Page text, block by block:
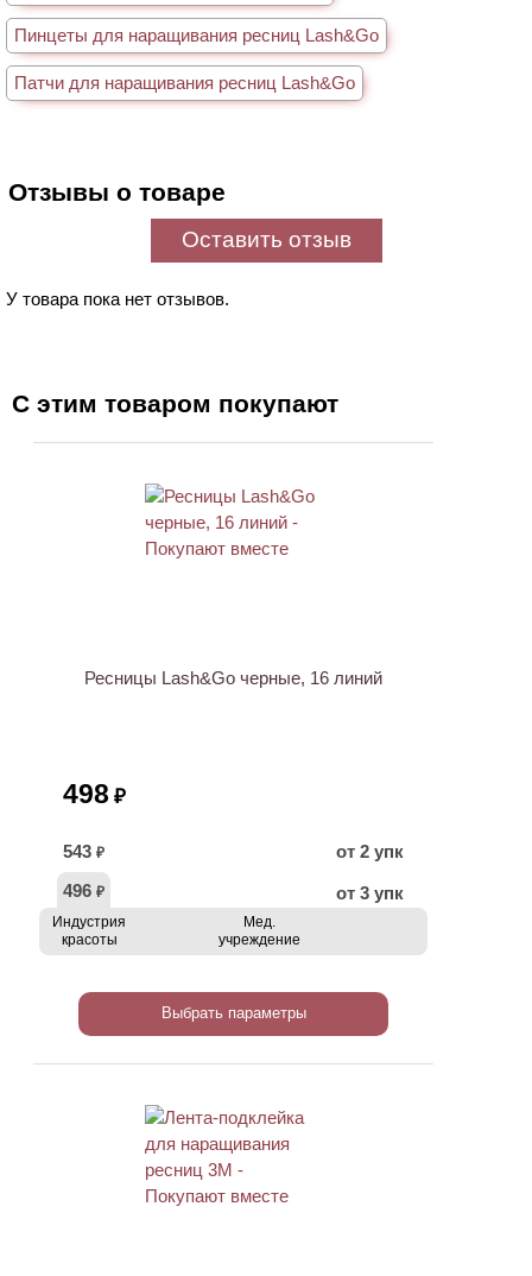
Пинцеты для наращивания ресниц Lash&Go
Патчи для наращивания ресниц Lash&Go
Отзывы о товаре
Оставить отзыв
У товара пока нет отзывов.
С этим товаром покупают
Ресницы Lash&Go черные, 16 линий
498 ₽
543 ₽
от 2 упк
496 ₽ от 3 упк
Индустрия
красоты
Мед.
учреждение
Выбрать параметры